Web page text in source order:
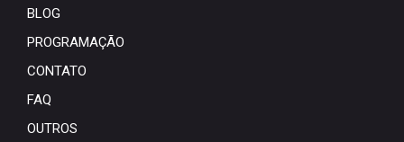
BLOG
PROGRAMAÇÃO
CONTATO
FAQ
OUTROS